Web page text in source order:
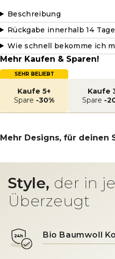
Beschreibung
Rückgabe innerhalb 14 Tage
Wie schnell bekomme ich
Mehr Kaufen & Sparen!
SEHR BELIEBT
Kaufe 5+
Spare -30%
Kaufe
Spare -
Mehr Designs, für deinen
Style, der in
Überzeugt
Bio Baumwoll